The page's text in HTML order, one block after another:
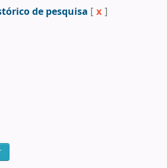
de pesquisa [ x ]